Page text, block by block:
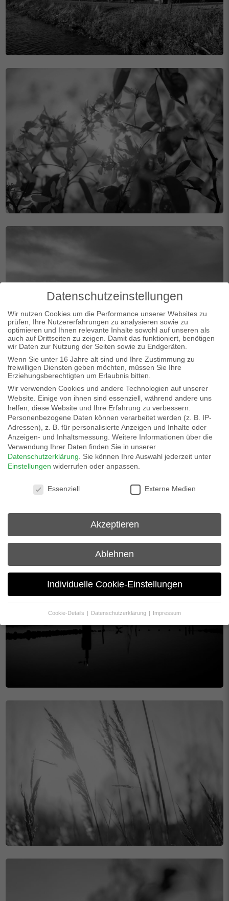
Wonach suchst du?
Datenschutzeinstellungen
Wir nutzen Cookies um die Performance unserer Websites zu
prüfen, Ihre Nutzererfahrungen zu analysieren sowie zu
optimieren und Ihnen relevante Inhalte sowohl auf unseren als
auch auf Drittseiten zu zeigen. Damit das funktioniert, benötigen
wir Daten zur Nutzung der Seiten sowie zu Endgeräten.
Wenn Sie unter 16 Jahre alt sind und Ihre Zustimmung zu
freiwilligen Diensten geben möchten, müssen Sie Ihre
Erziehungsberechtigten um Erlaubnis bitten.
Wir verwenden Cookies und andere Technologien auf unserer
Website. Einige von ihnen sind essenziell, während andere uns
helfen, diese Website und Ihre Erfahrung zu verbessern.
Personenbezogene Daten können verarbeitet werden (z. B. IP-
Adressen), z. B. für personalisierte Anzeigen und Inhalte oder
Anzeigen- und Inhaltsmessung. Weitere Informationen über die
Verwendung Ihrer Daten finden Sie in unserer
Datenschutzerklärung
Sie können Ihre Auswahl jederzeit unter
Einstellungen widerrufen oder anpassen.
Essenziell
Externe Medien
Akzeptieren
Ablehnen
Individuelle Cookie-Einstellungen
Cookie-Details Datenschutzerklärung Impressum
Datenschutzeinstellungen
Wenn Sie unter 16 Jahre alt sind und Ihre Zustimmung zu
freiwilligen Diensten geben möchten, müssen Sie Ihre
helfen, diese Website und Ihre Erfahrung zu verbessern.
Personenbezogene Daten können verarbeitet werden (z. B. IP-
Adressen), z. B. für personalisierte Anzeigen und Inhalte oder
Anzeigen- und Inhaltsmessung. Weitere Informationen über die
Verwendung Ihrer Daten finden Sie in unserer
Datenschutzerklärung
Hier finden Sie eine Übersicht über alle verwendeten Cookies. Sie
können Ihre Zustimmung zu ganzen Kategorien geben oder sich
weitere Informationen anzeigen lassen und so nur bestimmte
Einstellungen speichern & schließen
Nur essenzielle Cookies akzeptieren
Datenschutzeinstellungen